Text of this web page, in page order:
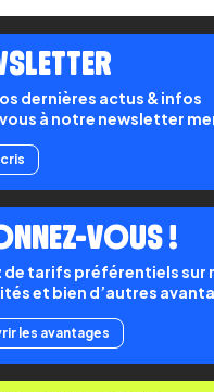
dernières actus & infos
à notre newsletter
VOUS !
de tarifs préférentiels sur
et bien d’autres
les avantages